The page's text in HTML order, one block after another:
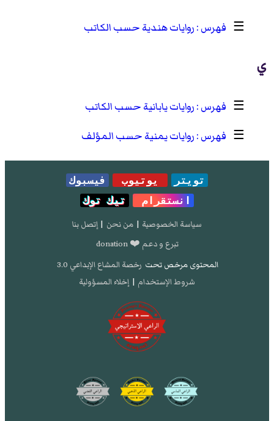
☰ روايات هندية حسب الكاتب
ي
☰
روايات يابانية حسب الكاتب
☰
روايات يمنية حسب المؤلف
تويتر يوتيوب
فيسبوك
انستقرام
تيك توك
سياسة الخصوصية | من نحن | إتصل بنا
تبرع و دعم ❤️ donation
المحتوى مرخص تحت رخصة المشاع الإبداعي 3.0
شروط الإستخدام | إخلاء المسؤولية